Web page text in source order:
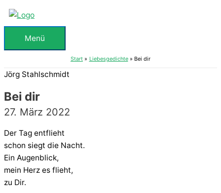
Zum
Inhalt
springenMenü
Menü
Start Liebesgedichte Bei dir
Jörg Stahlschmidt
Bei dir
27. März 2022
Der Tag entflieht
schon siegt die Nacht.
Ein Augenblick,
mein Herz es flieht,
zu Dir.